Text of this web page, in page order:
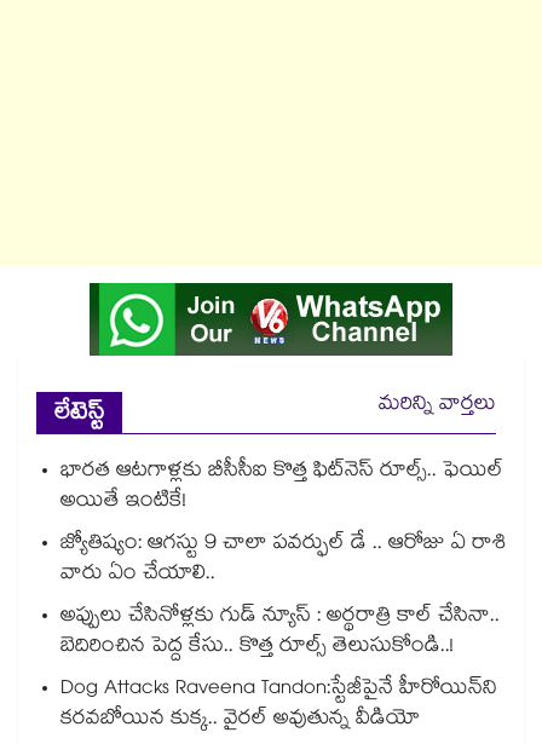
లేటెస్ట్
మరిన్ని వార్తలు
భారత ఆటగాళ్లకు బీసీసీఐ కొత్త ఫిట్‌నెస్ రూల్స్.. ఫెయిల్
అయితే ఇంటికే!
జ్యోతిష్యం: ఆగస్టు 9 చాలా పవర్ఫుల్ డే .. ఆరోజు ఏ రాశి
వారు ఏం చేయాలి..
అప్పులు చేసినోళ్లకు గుడ్ న్యూస్ : అర్థరాత్రి కాల్ చేసినా..
బెదిరించిన పెద్ద కేసు.. కొత్త రూల్స్ తెలుసుకోండి..!
Dog Attacks Raveena Tandon:స్టేజీపైనే హీరోయిన్⁬ని
కరవబోయిన కుక్క.. వైరల్ అవుతున్న వీడియో